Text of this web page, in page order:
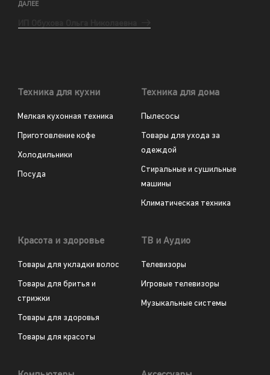
ДАЛЕЕ
Техника для кухни
Мелкая кухонная техника
Приготовление кофе
Холодильники
Посуда
Техника для дома
Пылесосы
Товары для ухода за
одеждой
Стиральные и сушильные
машины
Климатическая техника
Красота и здоровье
Товары для укладки волос
Товары для бритья и
стрижки
Товары для здоровья
Товары для красоты
ТВ и Аудио
Телевизоры
Игровые телевизоры
Музыкальные системы